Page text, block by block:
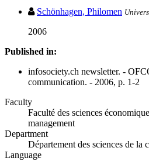
Schönhagen, Philomen
2006
Published in:
infosociety.ch newsletter. -
communication. - 2006, p. 1-2
Faculty
Faculté des sciences
management
Department
Département des sciences de la
Language